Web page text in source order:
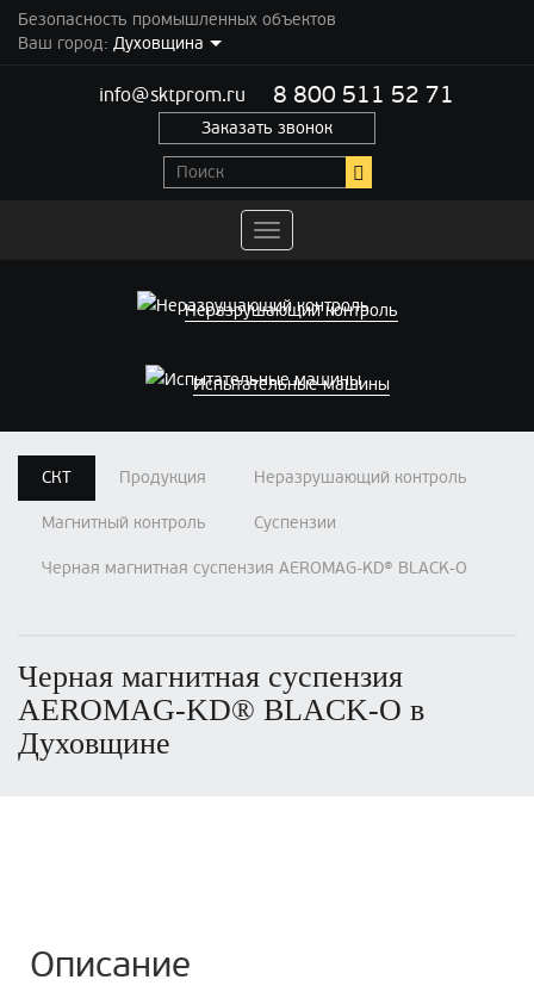
Безопасность промышленных объектов
Ваш город: Духовщина
info@sktprom.ru 8 800 511 52 71
Заказать звонок
Переключить
навигацию
Неразрушающий контроль
Испытательные машины
СКТ Продукция Неразрушающий контроль
Магнитный контроль Суспензии
Черная магнитная суспензия AEROMAG-KD® BLACK-O
Черная магнитная суспензия
AEROMAG-KD® BLACK-O в
Духовщине
Описание